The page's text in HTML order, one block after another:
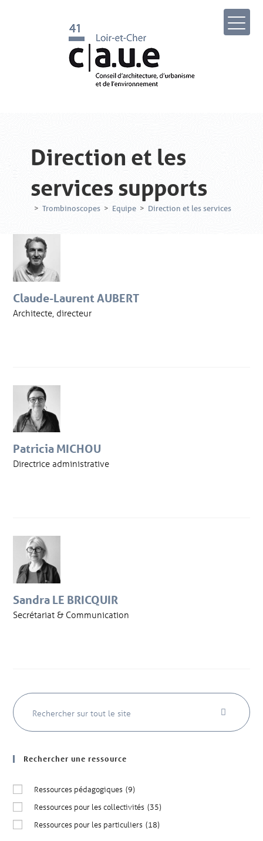
Direction et les
services supports
> Trombinoscopes > Equipe > Direction et les services
Claude-Laurent AUBERT
Architecte, directeur
Patricia MICHOU
Directrice administrative
Sandra LE BRICQUIR
Secrétariat & Communication
Rechercher une ressource
Ressources pédagogiques (9)
Ressources pour les collectivités (35)
Ressources pour les particuliers (18)